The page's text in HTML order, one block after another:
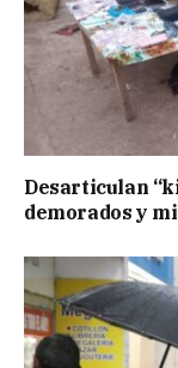
Desarticulan
demorados y